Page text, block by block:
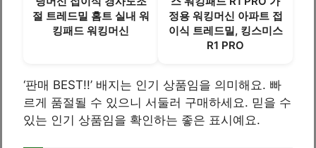
절 트레드밀 홈트 실내 워
킹패드 워킹머신
정용 워킹머신 아파트 접
이식 트레드밀, 킹스미스
R1 PRO
‘판매 BEST!!’ 배지는 인기 상품임을 의미해요. 빠
르게 품절될 수 있으니 서둘러 구매하세요. 믿을 수
있는 인기 상품임을 확인하는 좋은 표시예요.